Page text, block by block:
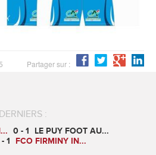
Partager sur :
DERNIERS :
0 - 1
LE PUY FOOT AU...
1 FCO FIRMINY IN...